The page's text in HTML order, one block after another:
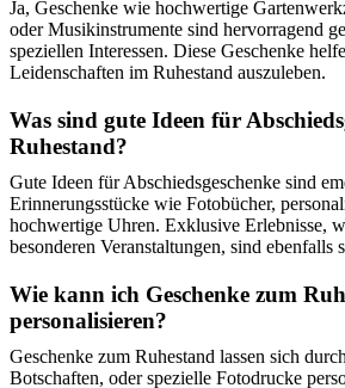
Ja, Geschenke wie hochwertige
oder Musikinstrumente sind hervorragend
speziellen Interessen. Diese Geschenke
Leidenschaften im Ruhestand auszuleben.
Was sind gute Ideen für
Ruhestand?
Gute Ideen für Abschiedsgeschenke sind
Erinnerungsstücke wie Fotobücher,
hochwertige Uhren. Exklusive Erlebnisse,
besonderen Veranstaltungen, sind ebenfalls
Wie kann ich Geschenke zum
personalisieren?
Geschenke zum Ruhestand lassen sich
Botschaften, oder spezielle Fotodrucke